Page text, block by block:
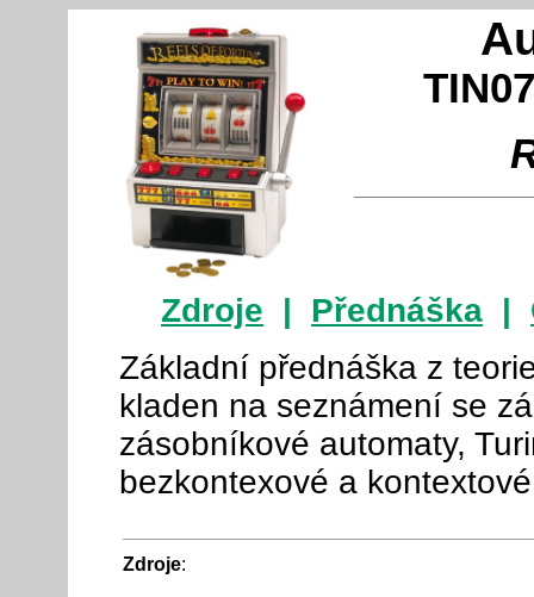
Zdroje | Přednáška |
Základní přednáška z
kladen na seznámení se
zásobníkové automaty,
bezkontexové a
Zdroje: